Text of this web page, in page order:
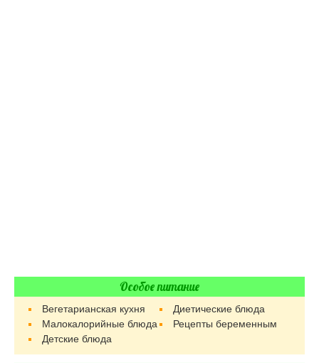
Особое питание
Вегетарианская кухня
Диетические блюда
Малокалорийные блюда
Рецепты беременным
Детские блюда